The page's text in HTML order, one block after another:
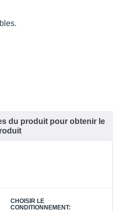
du produit pour obtenir le
CHOISIR LE
CONDITIONNEMENT: